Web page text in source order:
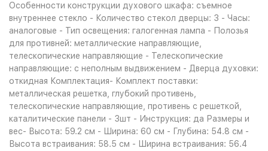
Особенности конструкции духового шкафа: съемное
внутреннее стекло - Количество стекол дверцы: 3 - Часы:
аналоговые - Тип освещения: галогенная лампа - Полозья
для противней: металлические направляющие,
телескопические направляющие - Телескопические
направляющие: с неполным выдвижением - Дверца духовки:
откидная Комплектация- Комплект поставки:
металлическая решетка, глубокий противень,
телескопические направляющие, противень с решеткой,
каталитические панели - 3шт - Инструкция: да Размеры и
вес- Высота: 59.2 см - Ширина: 60 см - Глубина: 54.8 см -
Высота встраивания: 58.5 см - Ширина встраивания: 56.4